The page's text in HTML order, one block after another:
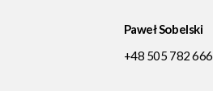
Paweł Sobelski
+48 505 782 666